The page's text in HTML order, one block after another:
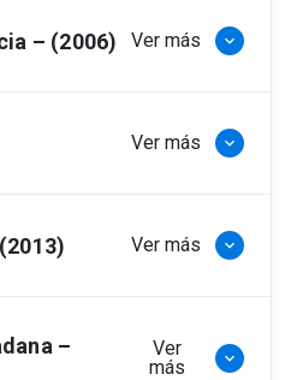
– (2006) Ver más keyboard_arrow_down
Ver más keyboard_arrow_down
Ver más keyboard_arrow_down
–
Ver
más
keyboard_arrow_down